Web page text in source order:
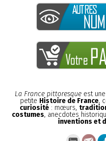
La France pittoresqueest une
petite Histoire de France,
curiosité : mœurs,
costumes, anecdotes
inventions et